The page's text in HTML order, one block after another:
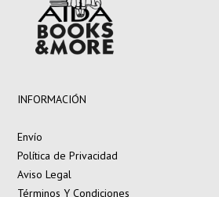
INFORMACIÓN
Envío
Política de Privacidad
Aviso Legal
Términos Y Condiciones